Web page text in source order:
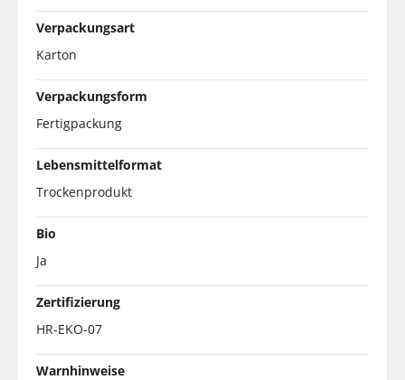
Verpackungsart
Karton
Verpackungsform
Fertigpackung
Lebensmittelformat
Trockenprodukt
Bio
Ja
Zertifizierung
HR-EKO-07
Warnhinweise